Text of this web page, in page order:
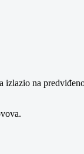
na